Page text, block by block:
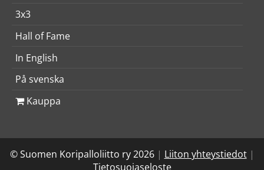
3x3
Hall of Fame
In English
På svenska
Kauppa
© Suomen Koripalloliitto ry 2026 | Liiton yhteystiedot |
Tietosuojaseloste